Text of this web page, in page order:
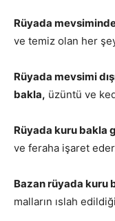
Rüyada
ve temiz olan her
Rüyada mevsimi
bakla, üzüntü ve
Rüyada kuru bakla
ve feraha işaret
Bazan rüyada kuru
malların ıslah